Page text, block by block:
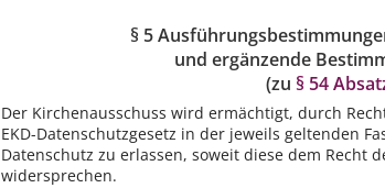
§ 5
und ergänzende
(zu § 54
Der Kirchenausschuss wird ermächtigt, durch
EKD-Datenschutzgesetz in der jeweils geltenden
Datenschutz zu erlassen, soweit diese dem Recht
widersprechen.